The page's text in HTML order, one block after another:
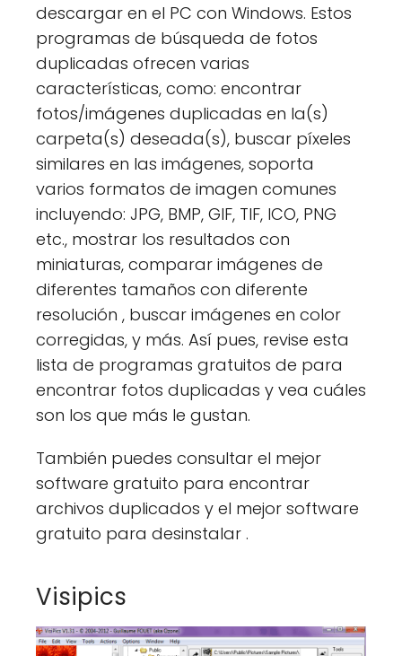
descargar en el PC con Windows. Estos
programas de búsqueda de fotos
duplicadas ofrecen varias
características, como: encontrar
fotos/imágenes duplicadas en la(s)
carpeta(s) deseada(s), buscar píxeles
similares en las imágenes, soporta
varios formatos de imagen comunes
incluyendo: JPG, BMP, GIF, TIF, ICO, PNG
etc., mostrar los resultados con
miniaturas, comparar imágenes de
diferentes tamaños con diferente
resolución , buscar imágenes en color
corregidas, y más. Así pues, revise esta
lista de programas gratuitos de para
encontrar fotos duplicadas y vea cuáles
son los que más le gustan.
También puedes consultar el mejor
software gratuito para encontrar
archivos duplicados y el mejor software
gratuito para desinstalar .
Visipics